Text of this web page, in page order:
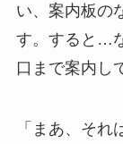
い、案内板の
す。すると…
口まで案内し
「まあ、そ